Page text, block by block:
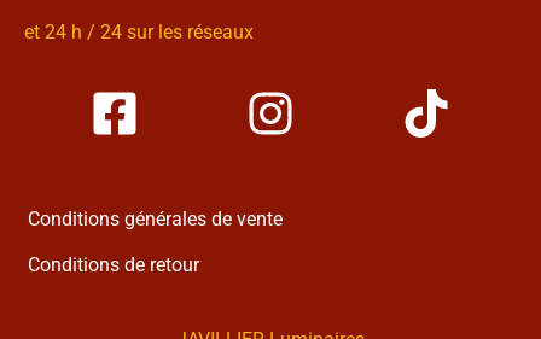
et 24 h / 24 sur les réseaux
Conditions générales de vente
Conditions de retour